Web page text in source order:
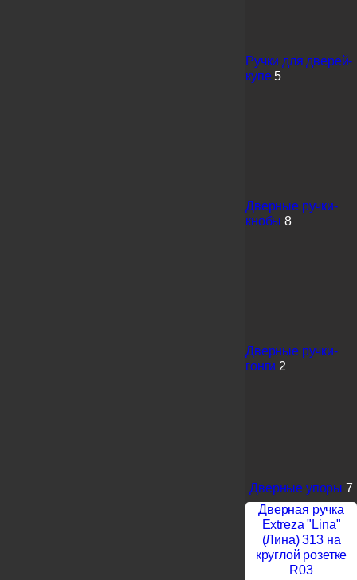
Ручки для дверей-
купе 5
Дверные ручки-
кнобы 8
Дверные ручки-
гонги 2
Дверные упоры 7
Дверная ручка
Extreza "Lina"
(Лина) 313 на
круглой розетке
R03